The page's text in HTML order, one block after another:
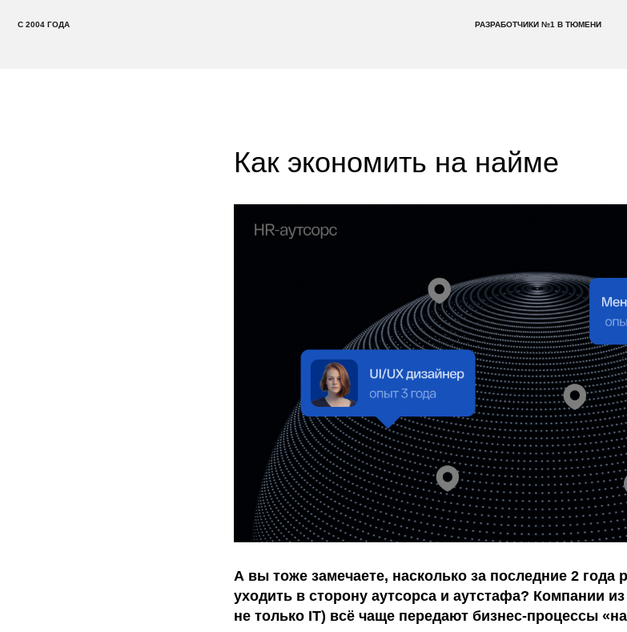
С 2004 ГОДА РАЗРАБОТЧИКИ №1 В ТЮМЕНИ
Как экономить на найме
А вы тоже замечаете, насколько за последние 2 года
уходить в сторону аутсорса и аутстафа? Компании
не только IT) всё чаще передают бизнес-процессы